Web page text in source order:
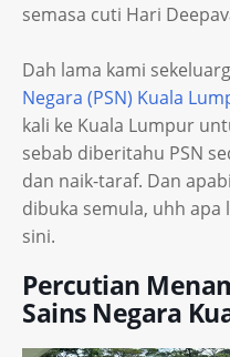
semasa cuti Hari
Dah lama kami
Negara (PSN) Kuala
kali ke Kuala Lumpur
sebab diberitahu PSN
dan naik-taraf. Dan
dibuka semula, uhh apa
sini.
Percutian
Sains Negara